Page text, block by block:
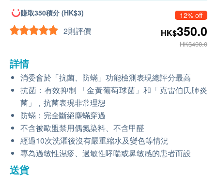
賺取350積分 (HK$3)
2則評價
12% off
HK$350.0
HK$400.0
詳情
消委會於「抗菌、防蟎」功能檢測表現總評分最高
抗菌：有效抑制 「金黃葡萄球菌」和「克雷伯氏肺炎
菌」，抗菌表現非常理想
防蟎：完全斷絕塵蟎穿過
不含被歐盟禁用偶氮染料、不含甲醛
經過10次洗濯後沒有嚴重縮水及變色等情況
專為過敏性濕疹、過敏性哮喘或鼻敏感的患者而設
送貨